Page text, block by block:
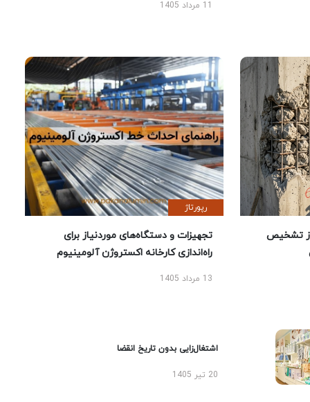
تشخیص
رپورتاژ
تجهیزات و دستگاه‌های موردنیاز برای
راه‌اندازی کارخانه اکستروژن آلومینیوم
13 مرداد 1405
اشتغال‌زایی بدون تاریخ انقضا
20 تیر 1405